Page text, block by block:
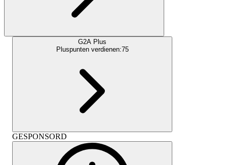
G2A Plus
Pluspunten verdienen:75
GESPONSORD